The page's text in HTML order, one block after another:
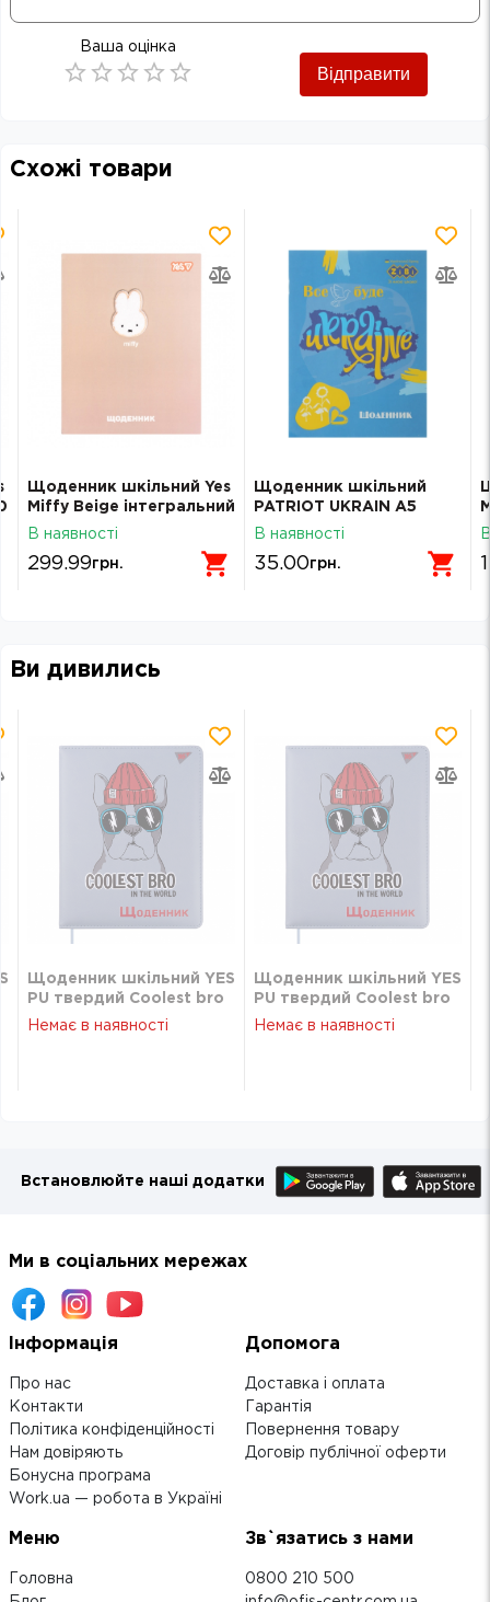
Ваша оцінка
Відправити
Схожі товари
Щоденник шкільний Yes
Miffy Beige інтегральний
A5 40 аркушів 911725
В наявності
299.99грн.
Щоденник шкільний
PATRIOT UKRAIN А5
скоба Zibi SMART Line
В наявності
35.00грн.
Ви дивились
Щоденник шкільний YES
PU твердий Coolest bro
УФ-лак
Немає в наявності
Щоденник шкільний YES
PU твердий Coolest bro
УФ-лак
Немає в наявності
Встановлюйте наші додатки
Ми в соціальних мережах
Інформація
Про нас
Контакти
Політика конфіденційності
Нам довіряють
Бонусна програма
Work.ua — робота в Україні
Допомога
Доставка і оплата
Гарантія
Повернення товару
Договір публічної оферти
Меню
Головна
Зв`язатись з нами
0800 210 500